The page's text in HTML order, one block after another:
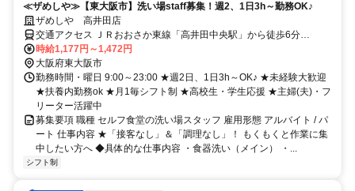
≪ザめしや≫【東大阪市】洗い場staff募集！週2、1日3h～勤務OK♪
ザめしや 高井田店
交通アクセス ＪＲおおさか東線「高井田中央駅」から徒歩6分
OsakaMetro中央線「高井田駅」から徒歩6分 ＪＲおおさか東線「放
出駅」から車5分
時給1,177円～1,472円
大阪府東大阪市
勤務時間・曜日 9:00～23:00 ★週2日、1日3h～OK♪ ★未経験大歓迎
★扶養内勤務ok ★月1毎シフト制 ★高校生・学生応援 ★主婦(夫)・フ
リーター活躍中
募集要項 職種 セルフ食堂の洗い場スタッフ 雇用形態 アルバイト / パ
ート 仕事内容 ★「接客なし」＆「調理なし」！ もくもくと作業に集
中したい方へ ◆具体的な仕事内容 ・食器洗い（メイン） ・...
シフト制